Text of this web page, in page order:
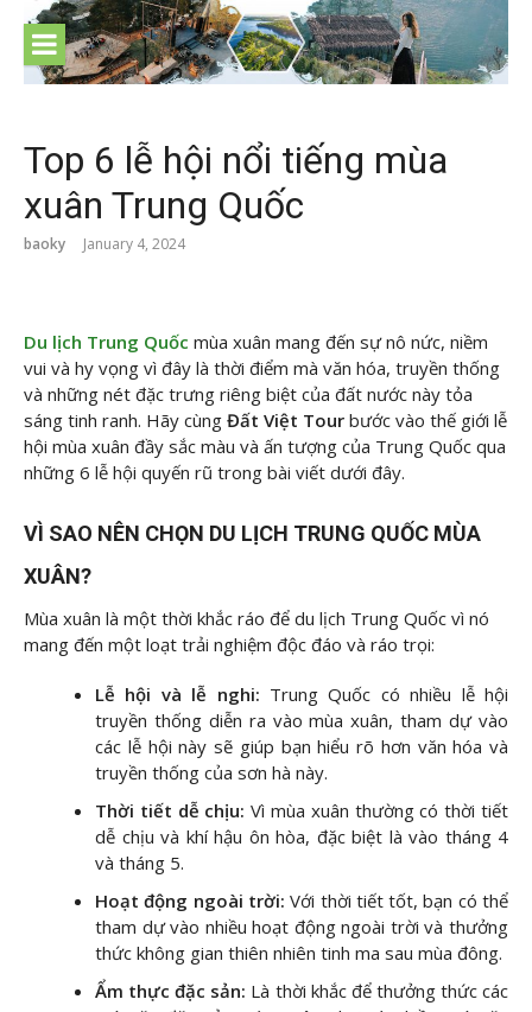
content
Top 6 lễ hội nổi tiếng mùa
xuân Trung Quốc
baoky January 4, 2024
Du lịch Trung Quốc mùa xuân mang đến sự nô nức, niềm
vui và hy vọng vì đây là thời điểm mà văn hóa, truyền thống
và những nét đặc trưng riêng biệt của đất nước này tỏa
sáng tinh ranh. Hãy cùng Đất Việt Tour bước vào thế giới lễ
hội mùa xuân đầy sắc màu và ấn tượng của Trung Quốc qua
những 6 lễ hội quyến rũ trong bài viết dưới đây.
VÌ SAO NÊN CHỌN DU LỊCH TRUNG QUỐC MÙA
XUÂN?
Mùa xuân là một thời khắc ráo để du lịch Trung Quốc vì nó
mang đến một loạt trải nghiệm độc đáo và ráo trọi:
Lễ hội và lễ nghi: Trung Quốc có nhiều lễ hội
truyền thống diễn ra vào mùa xuân, tham dự vào
các lễ hội này sẽ giúp bạn hiểu rõ hơn văn hóa và
truyền thống của sơn hà này.
Thời tiết dễ chịu: Vì mùa xuân thường có thời tiết
dễ chịu và khí hậu ôn hòa, đặc biệt là vào tháng 4
và tháng 5.
Hoạt động ngoài trời: Với thời tiết tốt, bạn có thể
tham dự vào nhiều hoạt động ngoài trời và thưởng
thức không gian thiên nhiên tinh ma sau mùa đông.
Ẩm thực đặc sản: Là thời khắc để thưởng thức các